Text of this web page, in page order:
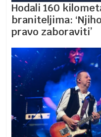
Hodali 160
braniteljima:
pravo zaboraviti’